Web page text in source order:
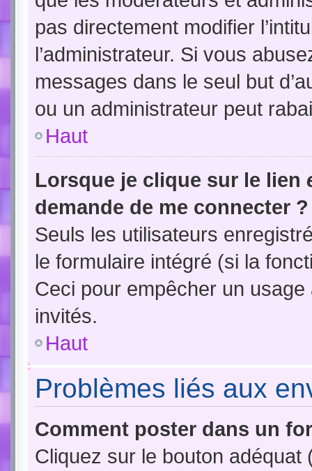
pas directement modifier
l’administrateur. Si vous
messages dans le seul but
ou un administrateur peut
Haut
Lorsque je clique sur le lien
demande de me connecter ?
Seuls les utilisateurs
le formulaire intégré (si la
Ceci pour empêcher un
invités.
Haut
Problèmes liés aux
Comment poster dans un
Cliquez sur le bouton